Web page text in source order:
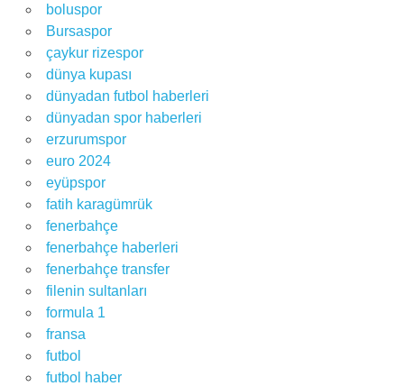
boluspor
Bursaspor
çaykur rizespor
dünya kupası
dünyadan futbol haberleri
dünyadan spor haberleri
erzurumspor
euro 2024
eyüpspor
fatih karagümrük
fenerbahçe
fenerbahçe haberleri
fenerbahçe transfer
filenin sultanları
formula 1
fransa
futbol
futbol haber